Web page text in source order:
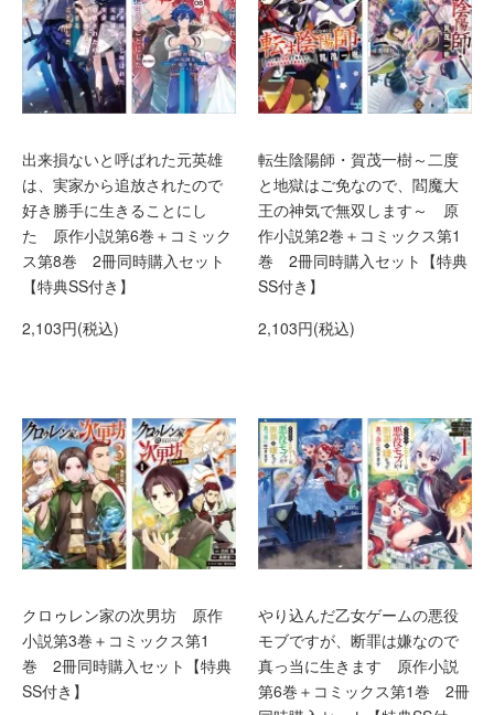
出来損ないと呼ばれた元英雄
は、実家から追放されたので
好き勝手に生きることにし
た 原作小説第6巻＋コミック
ス第8巻 2冊同時購入セット
【特典SS付き】
2,103円(税込)
転生陰陽師・賀茂一樹～二度
と地獄はご免なので、閻魔大
王の神気で無双します～ 原
作小説第2巻＋コミックス第1
巻 2冊同時購入セット【特典
SS付き】
2,103円(税込)
クロゥレン家の次男坊 原作
小説第3巻＋コミックス第1
巻 2冊同時購入セット【特典
SS付き】
やり込んだ乙女ゲームの悪役
モブですが、断罪は嫌なので
真っ当に生きます 原作小説
第6巻＋コミックス第1巻 2冊